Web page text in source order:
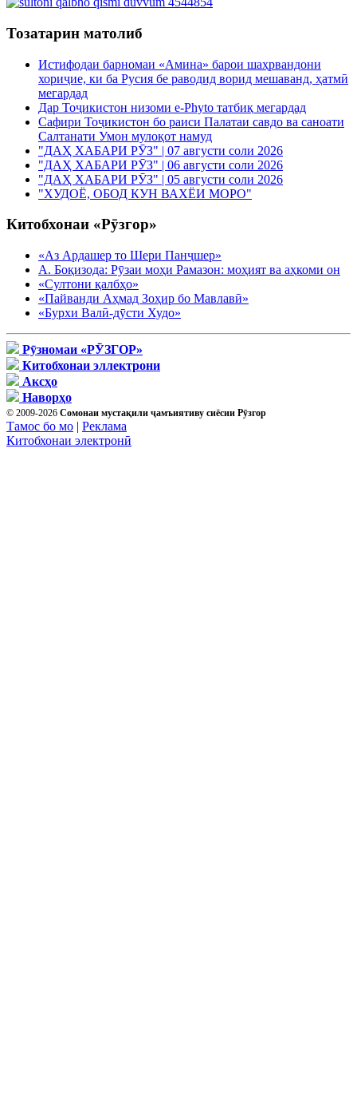
Тозатарин матолиб
Истифодаи барномаи «Амина» барои шаҳрвандони
хориҷие, ки ба Русия бе раводид ворид мешаванд, ҳатмӣ
мегардад
Дар Тоҷикистон низоми e-Phyto татбиқ мегардад
Сафири Тоҷикистон бо раиси Палатаи савдо ва саноати
Салтанати Умон мулоқот намуд
"ДАҲ ХАБАРИ РӮЗ" | 07 августи соли 2026
"ДАҲ ХАБАРИ РӮЗ" | 06 августи соли 2026
"ДАҲ ХАБАРИ РӮЗ" | 05 августи соли 2026
"ХУДОЁ, ОБОД КУН ВАХЁИ МОРО"
Китобхонаи «Рӯзгор»
«Аз Ардашер то Шери Панҷшер»
А. Боқизода: Рӯзаи моҳи Рамазон: моҳият ва аҳкоми он
«Султони қалбҳо»
«Пайванди Аҳмад Зоҳир бо Мавлавӣ»
«Бурхи Валӣ-дӯсти Худо»
Рӯзномаи «РӮЗГОР»
Китобхонаи эллектрони
Аксҳо
Наворҳо
© 2009-2026 Сомонаи мустақили ҷамъиятиву сиёсии Рӯзгор
Тамос бо мо | Реклама
Китобхонаи электронӣ